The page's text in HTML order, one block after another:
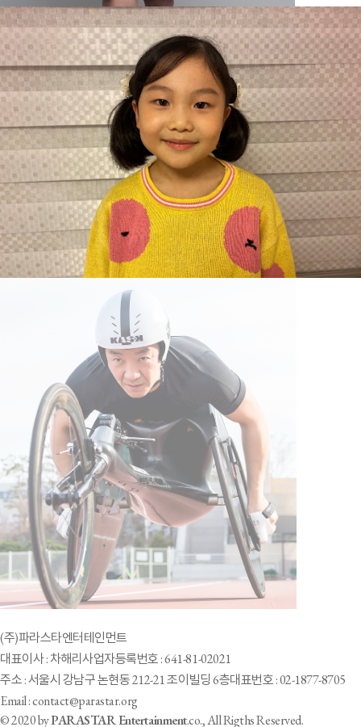
(주)파라스타엔터테인먼트
대표이사 : 차해리사업자등록번호 : 641-81-02021
주소 : 서울시 강남구 논현동 212-21 조이빌딩 6층대표번호 : 02-1877-8705
Email : contact@parastar.org
© 2020 byPARASTAR Entertainment.co., All Rigths Reserved.